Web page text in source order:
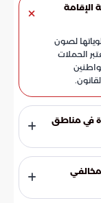
الإقامة
لصون
الحملات
في مناطق
الحياة عبر
عجلة البناء
النشاطات